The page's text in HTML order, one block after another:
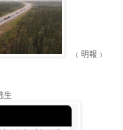
﹙明報﹚
生